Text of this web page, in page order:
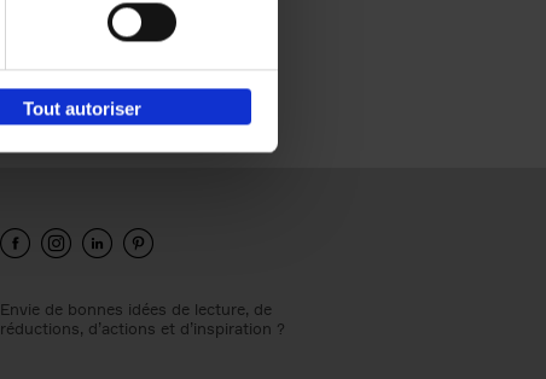
Tout autoriser
Envie de bonnes idées de lecture, de
réductions, d’actions et d’inspiration ?